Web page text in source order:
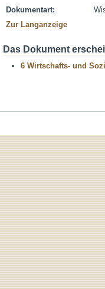
Dokumentart:
Zur Langanzeige
Das Dokument
6 Wirtschafts- und